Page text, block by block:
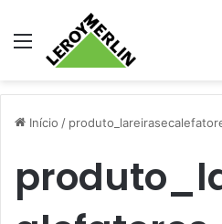
Menu
Início /